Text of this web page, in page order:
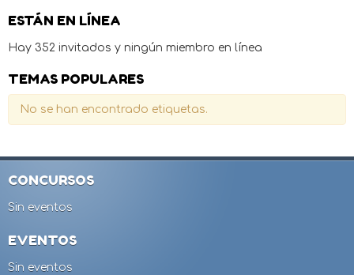
ESTÁN EN LÍNEA
Hay 352 invitados y ningún miembro en línea
TEMAS POPULARES
No se han encontrado etiquetas.
CONCURSOS
Sin eventos
EVENTOS
Sin eventos